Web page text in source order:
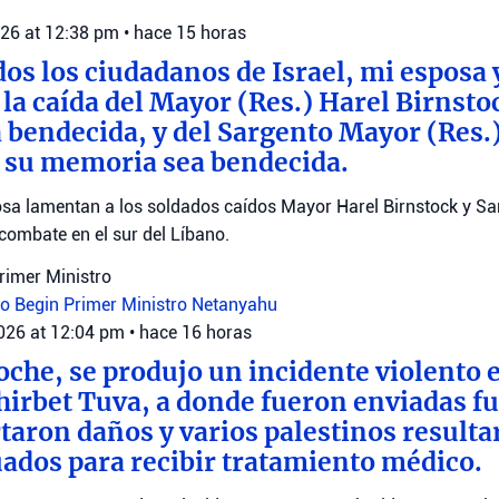
at 12:38 pm • hace 15 horas
los ciudadanos de Israel, mi esposa
caída del Mayor (Res.) Harel
y del Sargento Mayor
memoria sea bendecida.
lamentan a los soldados caídos Mayor Harel Birnstock y
en el sur del Líbano.
Ministro
Begin Primer Ministro Netanyahu
at 12:04 pm • hace 16 horas
se produjo un incidente violento
Tuva, a donde fueron enviadas
daños y varios palestinos
para recibir tratamiento médico.